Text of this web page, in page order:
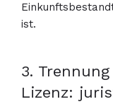
ist.
3.
Lizenz: